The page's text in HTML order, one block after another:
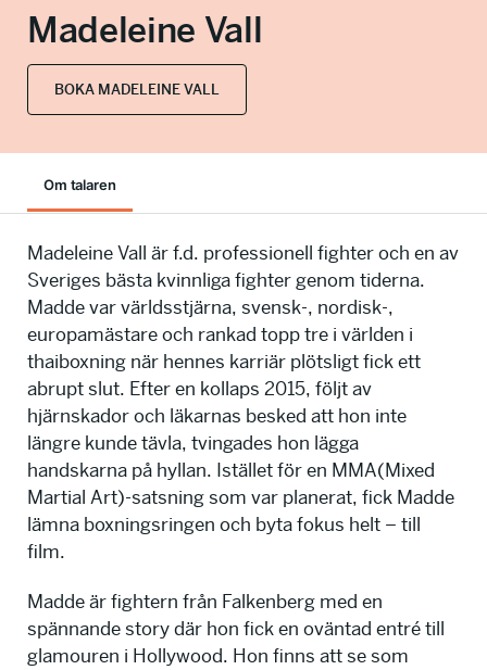
Madeleine Vall
BOKA MADELEINE VALL
Om talaren
Madeleine Vall är f.d. professionell fighter och en av
Sveriges bästa kvinnliga fighter genom tiderna.
Madde var världsstjärna, svensk-, nordisk-,
europamästare och rankad topp tre i världen i
thaiboxning när hennes karriär plötsligt fick ett
abrupt slut. Efter en kollaps 2015, följt av
hjärnskador och läkarnas besked att hon inte
längre kunde tävla, tvingades hon lägga
handskarna på hyllan. Istället för en MMA(Mixed
Martial Art)-satsning som var planerat, fick Madde
lämna boxningsringen och byta fokus helt – till
film.
Madde är fightern från Falkenberg med en
spännande story där hon fick en oväntad entré till
glamouren i Hollywood. Hon finns att se som